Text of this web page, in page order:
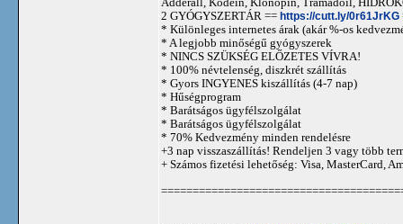
2 GYÓGYSZERTÁR == https://cutt.ly/0r61JrKG
* Különleges internetes árak (akár %-os
* A legjobb minőségű gyógyszerek
* NINCS SZÜKSÉG ELŐZETES VÍVRA!
* 100% névtelenség, diszkrét szállítás
* Gyors INGYENES kiszállítás (4-7 nap)
* Hűségprogram
* Barátságos ügyfélszolgálat
* Barátságos ügyfélszolgálat
* 70% Kedvezmény minden rendelésre
+3 nap visszaszállítás! Rendeljen 3 vagy több
+ Számos fizetési lehetőség: Visa, MasterCard,